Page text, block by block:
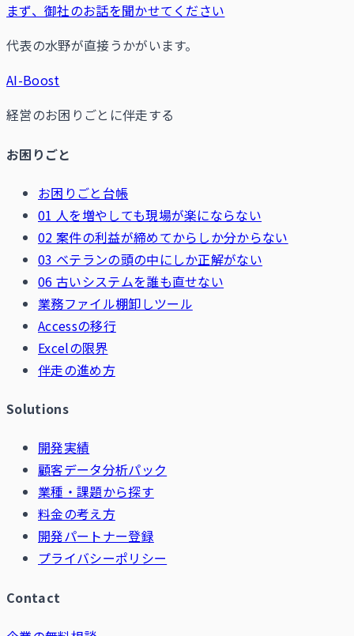
まず、御社のお話を聞かせてください
代表の水野が直接うかがいます。
AI-Boost
経営のお困りごとに伴走する
お困りごと
お困りごと台帳
01 人を増やしても現場が楽にならない
02 案件の利益が締めてからしか分からない
03 ベテランの頭の中にしか正解がない
06 古いシステムを誰も直せない
業務ファイル棚卸しツール
Accessの移行
Excelの限界
伴走の進め方
Solutions
開発実績
顧客データ分析パック
業種・課題から探す
料金の考え方
開発パートナー登録
プライバシーポリシー
Contact